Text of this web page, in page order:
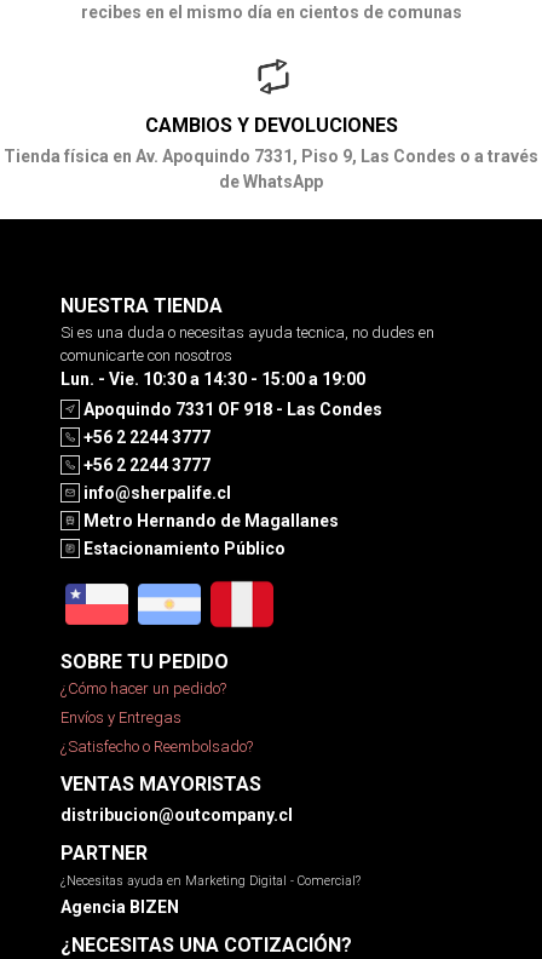
recibes en el mismo día en cientos de comunas
CAMBIOS Y DEVOLUCIONES
Tienda física en Av. Apoquindo 7331, Piso 9, Las Condes o a través
de WhatsApp
NUESTRA TIENDA
Si es una duda o necesitas ayuda tecnica, no dudes en
comunicarte con nosotros
Lun. - Vie. 10:30 a 14:30 - 15:00 a 19:00
Apoquindo 7331 OF 918 - Las Condes
+56 2 2244 3777
+56 2 2244 3777
info@sherpalife.cl
Metro Hernando de Magallanes
Estacionamiento Público
SOBRE TU PEDIDO
¿Cómo hacer un pedido?
Envíos y Entregas
¿Satisfecho o Reembolsado?
VENTAS MAYORISTAS
distribucion@outcompany.cl
PARTNER
¿Necesitas ayuda en Marketing Digital - Comercial?
Agencia BIZEN
¿NECESITAS UNA COTIZACIÓN?